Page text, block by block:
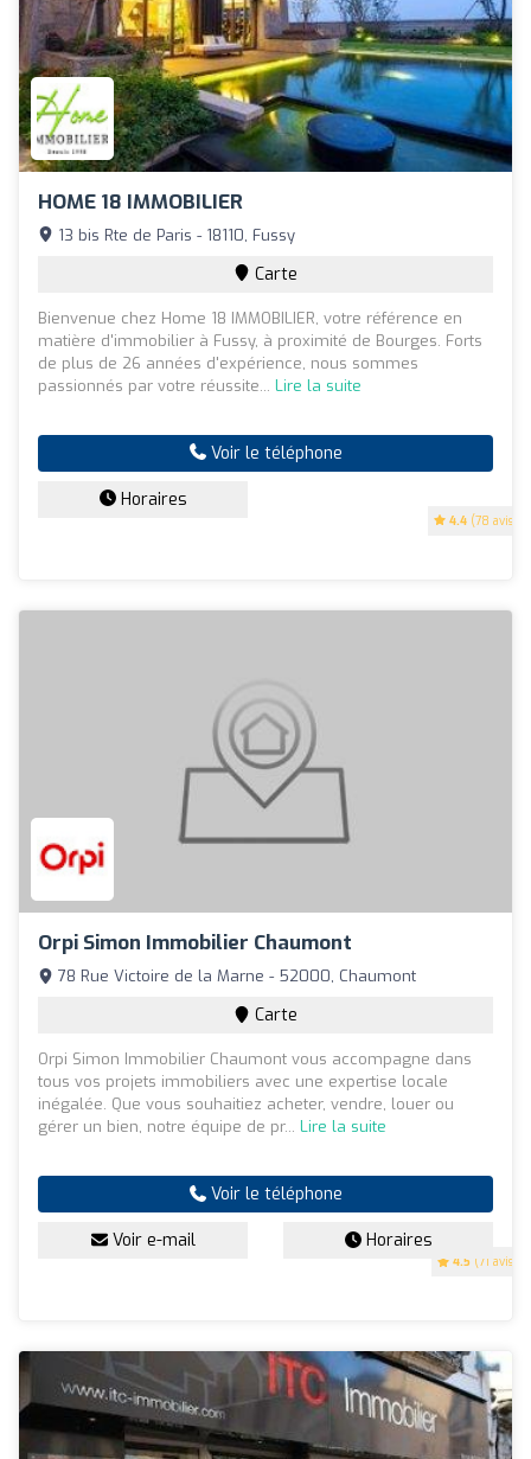
HOME 18 IMMOBILIER
4.4 (78 avis)
13 bis Rte de Paris - 18110, Fussy
Carte
Bienvenue chez Home 18 IMMOBILIER, votre référence en
matière d'immobilier à Fussy, à proximité de Bourges. Forts
de plus de 26 années d'expérience, nous sommes
passionnés par votre réussite... Lire la suite
Voir le téléphone
Horaires
Orpi Simon Immobilier Chaumont
4.5 (71 avis)
78 Rue Victoire de la Marne - 52000, Chaumont
Carte
Orpi Simon Immobilier Chaumont vous accompagne dans
tous vos projets immobiliers avec une expertise locale
inégalée. Que vous souhaitiez acheter, vendre, louer ou
gérer un bien, notre équipe de pr... Lire la suite
Voir le téléphone
Voir e-mail Horaires